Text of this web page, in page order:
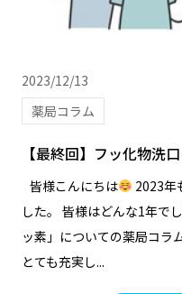
2023/12/13
薬局コラム
【最終回】フッ化物洗
皆様こんにちは
2023年
した。 皆様はどんな1年で
ッ素」についての薬局コラ
とても充実し...